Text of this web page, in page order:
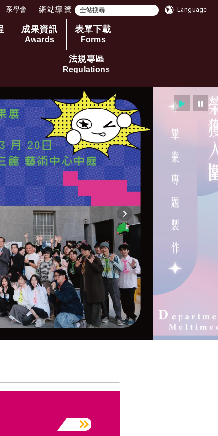
系學會 :::網站導覽 Language
成果資訊
Awards
表單下載
Forms
法規專區
Regulations